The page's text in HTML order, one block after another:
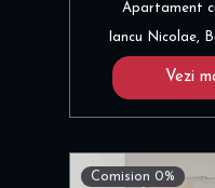
Apartament
Iancu Nicolae,
Vezi
Comision 0%